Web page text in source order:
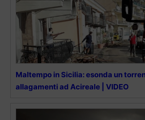
Maltempo in Sicilia: esonda un
allagamenti ad Acireale | VIDEO